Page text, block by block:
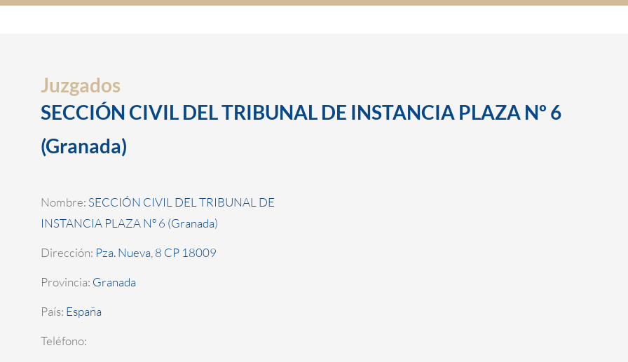
Juzgados
SECCIÓN CIVIL DEL TRIBUNAL DE INSTANCIA PLAZA Nº 6
(Granada)
Nombre: SECCIÓN CIVIL DEL TRIBUNAL DE
INSTANCIA PLAZA Nº 6 (Granada)
Dirección: Pza. Nueva, 8 CP 18009
Provincia: Granada
País: España
Teléfono: